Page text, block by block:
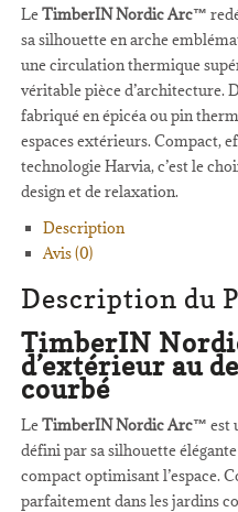
LeTimberIN Nordic Arc™
sa silhouette en arche
une circulation thermique
véritable pièce d’architecture.
fabriqué en épicéa ou pin
espaces extérieurs. Compact,
technologie Harvia, c’est le
design et de relaxation.
Description
Avis (0)
Description du
TimberIN
d’extérieur au
courbé
LeTimberIN Nordic Arc™ est
défini par sa silhouette
compact optimisant l’espace.
parfaitement dans les jardins